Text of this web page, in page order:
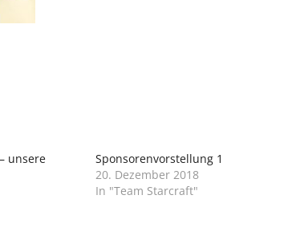
unsere
Sponsorenvorstellung 1
20. Dezember 2018
In "Team Starcraft"